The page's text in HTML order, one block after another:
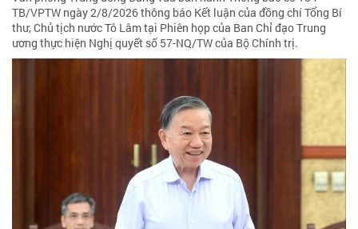
TB/VPTW ngày 2/8/2026 thông báo Kết luận của đồng chí Tổng Bí
thư, Chủ tịch nước Tô Lâm tại Phiên họp của Ban Chỉ đạo Trung
ương thực hiện Nghị quyết số 57-NQ/TW của Bộ Chính trị.